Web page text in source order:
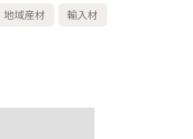
地域産材 輸入材